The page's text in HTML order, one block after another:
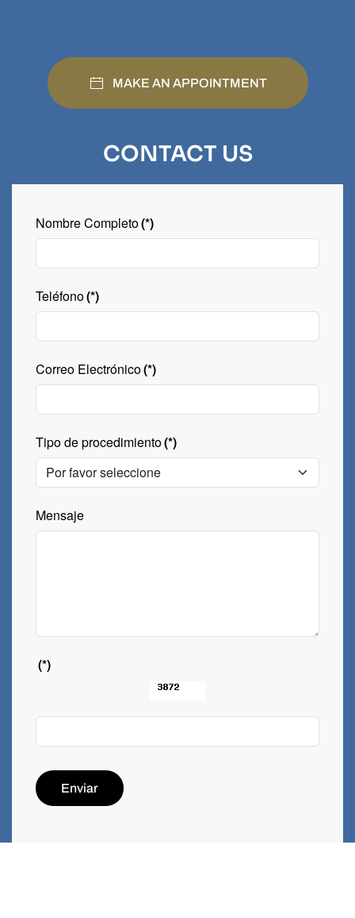
MAKE AN APPOINTMENT
CONTACT US
Nombre Completo(*)
Teléfono(*)
Correo Electrónico(*)
Tipo de procedimiento(*)
Mensaje
(*)
Enviar